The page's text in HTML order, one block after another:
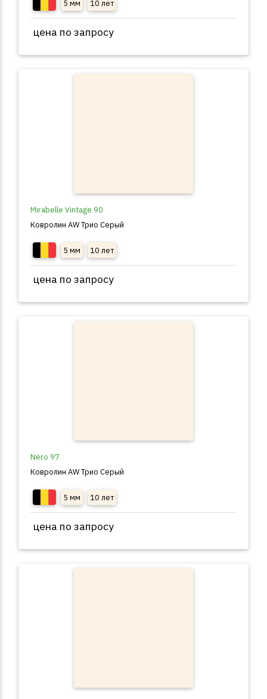
5 мм 10 лет
цена по запросу
Mirabelle Vintage 90
Ковролин AW Трио Серый
5 мм 10 лет
цена по запросу
Nero 97
Ковролин AW Трио Серый
5 мм 10 лет
цена по запросу